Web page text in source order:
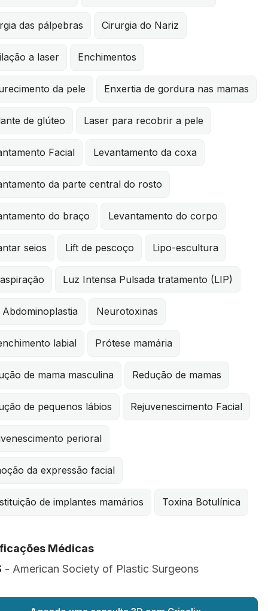
das pálpebras Cirurgia do Nariz
a laser Enchimentos
da pele Enxertia de gordura nas mamas
de glúteo Laser para recobrir a pele
Facial Levantamento da coxa
da parte central do rosto
do braço Levantamento do corpo
seios Lift de pescoço Lipo-escultura
Luz Intensa Pulsada tratamento (LIP)
Abdominoplastia Neurotoxinas
labial Prótese mamária
de mama masculina Redução de mamas
de pequenos lábios Rejuvenescimento Facial
perioral
da expressão facial
de implantes mamários Toxina Botulínica
Médicas
- American Society of Plastic Surgeons